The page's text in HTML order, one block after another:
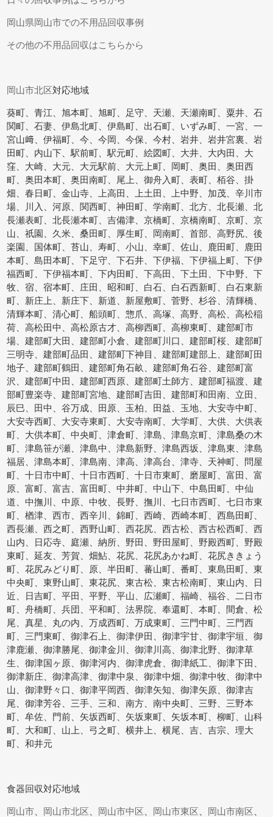
岡山県岡山市での不用品回収事例
その他の不用品回収はこちらから
岡山市北区対応地域
葵町、青江、旭本町、旭町、足守、天瀬、天瀬南町、粟井、石
関町、石妻、伊島北町、伊島町、出石町、いずみ町、一宮、一
宮山﨑、伊福町、今、今岡、今保、今村、岩井、岩井宮裏、岩
田町、内山下、駅前町、駅元町、絵図町、大井、大内田、大
窪、大崎、大元、大元駅前、大元上町、岡町、奥田、奥田西
町、奥田本町、奥田南町、尾上、御舟入町、表町、栢谷、掛
畑、春日町、金山寺、上高田、上土田、上中野、加茂、辛川市
場、川入、河原、関西町、神田町、学南町、北方、北長瀬、北
長瀬表町、北長瀬本町、吉備津、京橋町、京橋南町、京町、京
山、祇園、久米、桑田町、厚生町、岡南町、首部、高野尻、後
楽園、国体町、苔山、寿町、小山、幸町、佐山、鹿田町、鹿田
本町、島田本町、下足守、下石井、下伊福、下伊福上町、下伊
福西町、下伊福本町、下内田町、下高田、下土田、下中野、下
牧、宿、宿本町、庄田、昭和町、白石、白石西新町、白石東新
町、新庄上、新庄下、新道、新屋敷町、菅野、杉谷、清輝橋、
清輝本町、清心町、船頭町、惣爪、高塚、高野、高松、高松稲
荷、高松田中、高松原古才、高柳西町、高柳東町、建部町市
場、建部町大田、建部町小倉、建部町川口、建部町桜、建部町
三明寺、建部町品田、建部町下神目、建部町建部上、建部町田
地子、建部町鶴田、建部町角石畝、建部町角石谷、建部町富
沢、建部町中田、建部町西原、建部町土師方、建部町福渡、建
部町豊楽寺、建部町宮地、建部町吉田、建部町和田南、立田、
辰巳、田中、谷万成、田原、玉柏、田益、玉地、大安寺中町、
大安寺西町、大安寺東町、大安寺南町、大学町、大供、大供表
町、大供本町、中央町、津倉町、津島、津島京町、津島桑の木
町、津島笹が瀬、津島中、津島新野、津島西坂、津島東、津島
福居、津島本町、津島南、津高、津高台、津寺、天神町、問屋
町、十日市中町、十日市西町、十日市東町、磨屋町、富田、富
原、富町、富吉、富田町、中井町、中山下、中島田町、中仙
道、中撫川、中原、中牧、長野、撫川、七日市西町、七日市東
町、楢津、西市、西辛川、錦町、西崎、西崎本町、西島田町、
西長瀬、西之町、西野山町、西花尻、西古松、西古松西町、西
山内、日応寺、庭瀬、納所、野田、野田屋町、野殿西町、野殿
東町、延友、芳賀、畑鮎、花尻、花尻あかね町、花尻ききょう
町、花尻みどり町、原、半田町、蕃山町、番町、東島田町、東
中央町、東野山町、東花尻、東古松、東古松南町、東山内、日
近、日吉町、平田、平野、平山、広瀬町、福崎、福谷、二日市
町、舟橋町、兵団、平和町、法界院、奉還町、本町、間倉、松
尾、真星、丸の内、万成西町、万成東町、三門中町、三門西
町、三門東町、御津石上、御津伊田、御津宇甘、御津宇垣、御
津鹿瀬、御津勝尾、御津金川、御津川高、御津北野、御津草
生、御津国ヶ原、御津河内、御津虎倉、御津紙工、御津下田、
御津新庄、御津高津、御津中泉、御津中畑、御津中牧、御津中
山、御津野々口、御津平岡西、御津矢知、御津矢原、御津吉
尾、御津芳谷、三手、三和、南方、南中央町、三野、三野本
町、牟佐、門前、矢坂西町、矢坂東町、矢坂本町、柳町、山科
町、大和町、山上、弓之町、横井上、横尾、吉、吉宗、理大
町、和井元
食器回収対応地域
岡山市 岡山市北区 岡山市中区 岡山市東区 岡山市南区